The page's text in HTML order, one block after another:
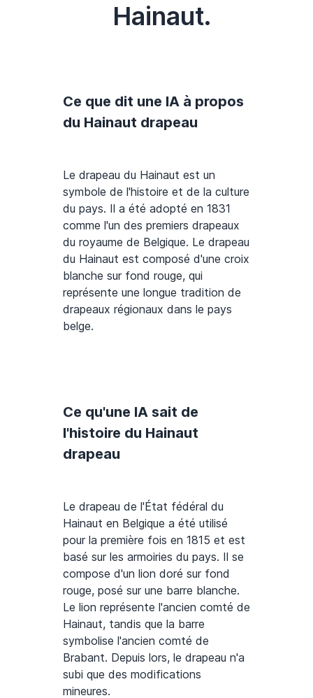
Hainaut.
Ce que dit une IA à propos
du Hainaut drapeau
Le drapeau du Hainaut est un
symbole de l'histoire et de la culture
du pays. Il a été adopté en 1831
comme l'un des premiers drapeaux
du royaume de Belgique. Le drapeau
du Hainaut est composé d'une croix
blanche sur fond rouge, qui
représente une longue tradition de
drapeaux régionaux dans le pays
belge.
Ce qu'une IA sait de
l'histoire du Hainaut
drapeau
Le drapeau de l'État fédéral du
Hainaut en Belgique a été utilisé
pour la première fois en 1815 et est
basé sur les armoiries du pays. Il se
compose d'un lion doré sur fond
rouge, posé sur une barre blanche.
Le lion représente l'ancien comté de
Hainaut, tandis que la barre
symbolise l'ancien comté de
Brabant. Depuis lors, le drapeau n'a
subi que des modifications
mineures.